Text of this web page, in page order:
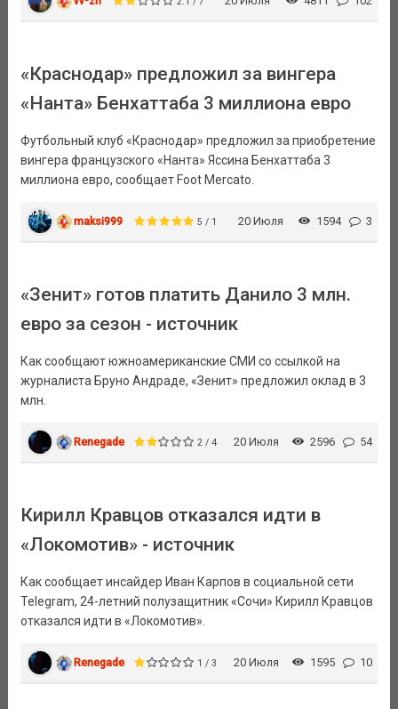
«Краснодар» предложил за вингера
«Нанта» Бенхаттаба 3 миллиона евро
Футбольный клуб «Краснодар» предложил за приобретение
вингера французского «Нанта» Яссина Бенхаттаба 3
миллиона евро, сообщает Foot Mercato.
maksi999 5 / 1 20 Июля 1594 3
«Зенит» готов платить Данило 3 млн.
евро за сезон - источник
Как сообщают южноамериканские СМИ со ссылкой на
журналиста Бруно Андраде, «Зенит» предложил оклад в 3
млн.
Renegade 2 / 4 20 Июля 2596 54
Кирилл Кравцов отказался идти в
«Локомотив» - источник
Как сообщает инсайдер Иван Карпов в социальной сети
Telegram, 24-летний полузащитник «Сочи» Кирилл Кравцов
отказался идти в «Локомотив».
Renegade 1 / 3 20 Июля 1595 10